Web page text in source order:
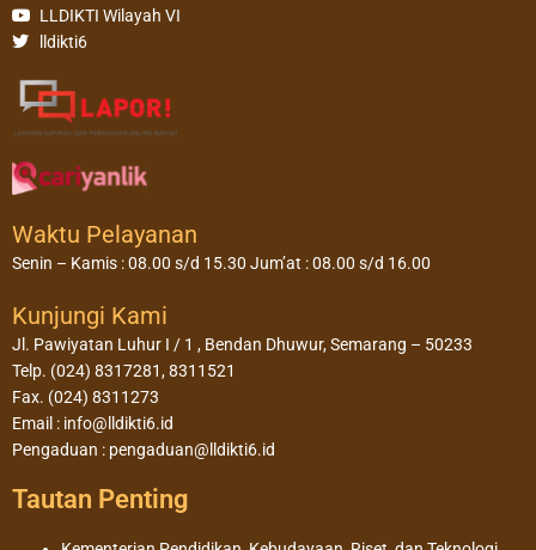
LLDIKTI Wilayah VI
lldikti6
Waktu Pelayanan
Senin – Kamis : 08.00 s/d 15.30 Jum’at : 08.00 s/d 16.00
Kunjungi Kami
Jl. Pawiyatan Luhur I / 1 , Bendan Dhuwur, Semarang – 50233
Telp. (024) 8317281, 8311521
Fax. (024) 8311273
Email : info@lldikti6.id
Pengaduan : pengaduan@lldikti6.id
Tautan Penting